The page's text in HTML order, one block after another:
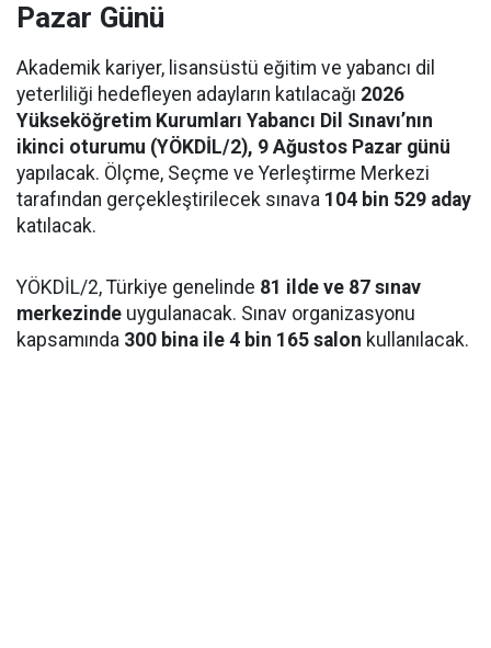
Pazar Günü
Akademik kariyer, lisansüstü eğitim ve yabancı dil
yeterliliği hedefleyen adayların katılacağı 2026
Yükseköğretim Kurumları Yabancı Dil Sınavı’nın
ikinci oturumu (YÖKDİL/2), 9 Ağustos Pazar günü
yapılacak. Ölçme, Seçme ve Yerleştirme Merkezi
tarafından gerçekleştirilecek sınava 104 bin 529 aday
katılacak.
YÖKDİL/2, Türkiye genelinde 81 ilde ve 87 sınav
merkezinde uygulanacak. Sınav organizasyonu
kapsamında 300 bina ile 4 bin 165 salon kullanılacak.